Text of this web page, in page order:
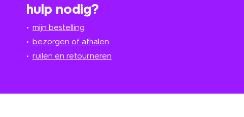
hulp nodig?
mijn bestelling
bezorgen of afhalen
ruilen en retourneren